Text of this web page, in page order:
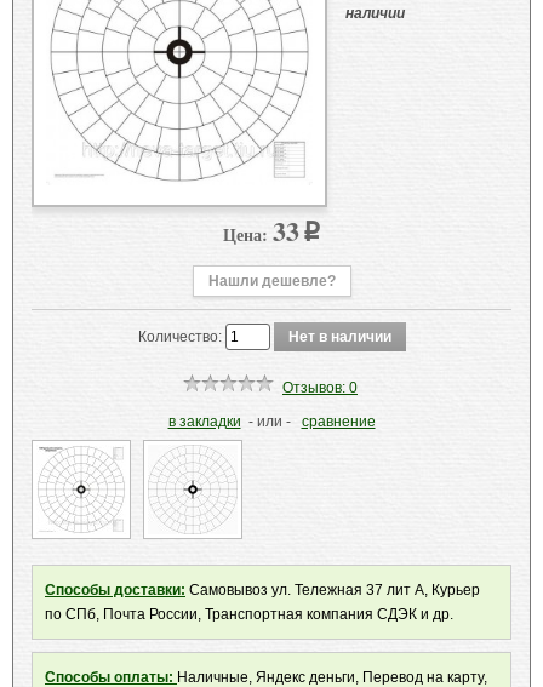
наличии
Цена: 33 p
Нашли дешевле?
Количество:
Отзывов: 0
в закладки - или - сравнение
Способы доставки: Самовывоз ул. Тележная 37 лит А, Курьер
по СПб, Почта России, Транспортная компания СДЭК и др.
Способы оплаты: Наличные, Яндекс деньги, Перевод на карту,